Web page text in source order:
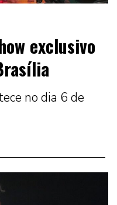
exclusivo
no dia 6 de